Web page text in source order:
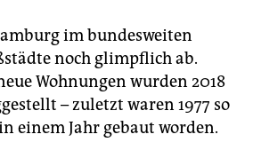
im bundesweiten
noch glimpflich ab.
Wohnungen wurden 2018
– zuletzt waren 1977 so
einem Jahr gebaut worden.